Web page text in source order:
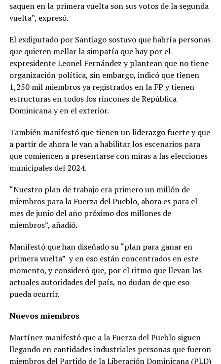
saquen en la primera vuelta son sus votos de la segunda
vuelta”, expresó.
El exdiputado por Santiago sostuvo que habría personas
que quieren mellar la simpatía que hay por el
expresidente Leonel Fernández y plantean que no tiene
organización política, sin embargo, indicó que tienen
1,250 mil miembros ya registrados en la FP y tienen
estructuras en todos los rincones de República
Dominicana y en el exterior.
También manifestó que tienen un liderazgo fuerte y que
a partir de ahora le van a habilitar los escenarios para
que comiencen a presentarse con miras a las elecciones
municipales del 2024.
“Nuestro plan de trabajo era primero un millón de
miembros para la Fuerza del Pueblo, ahora es para el
mes de junio del año próximo dos millones de
miembros”, añadió.
Manifestó que han diseñado su “plan para ganar en
primera vuelta” y en eso están concentrados en este
momento, y consideró que, por el ritmo que llevan las
actuales autoridades del país, no dudan de que eso
pueda ocurrir.
Nuevos miembros
Martínez manifestó que a la Fuerza del Pueblo siguen
llegando en cantidades industriales personas que fueron
miembros del Partido de la Liberación Dominicana (PLD)